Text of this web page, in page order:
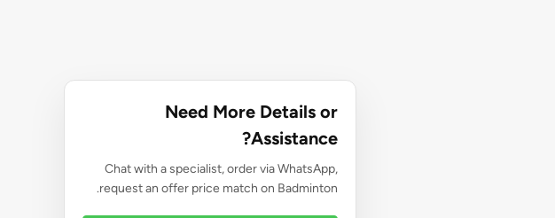
Need More Details or
Assistance?
Chat with a specialist, order via WhatsApp,
request an offer price match on Badminton.